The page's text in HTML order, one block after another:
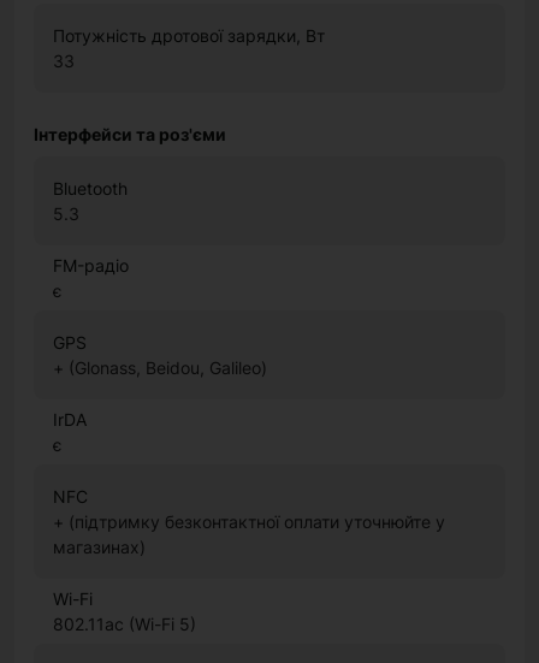
Потужність дротової зарядки, Вт
33
Інтерфейси та роз'єми
Bluetooth
5.3
FM-радіо
є
GPS
+ (Glonass, Beidou, Galileo)
IrDA
є
NFC
+ (підтримку безконтактної оплати уточнюйте у
магазинах)
Wi-Fi
802.11ac (Wi-Fi 5)